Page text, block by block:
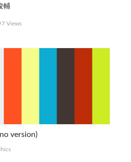
輔
Views
version)